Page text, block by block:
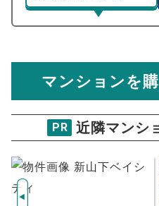
総支払額シ
計算できます。
物件価格
ご希望の
返済期間
マンション売
から売却にかかる諸経費が
金額がわかります。
グランフォース横
マンションを
PR 近隣マンシ